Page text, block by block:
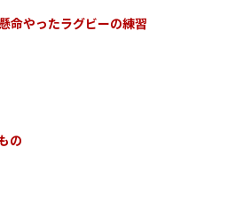
命やったラグビーの練習
の